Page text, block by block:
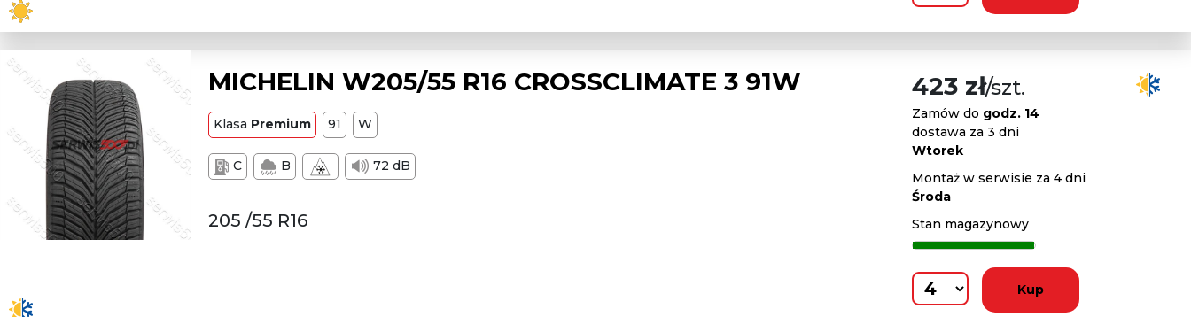
MICHELIN W205/55 R16 CROSSCLIMATE 3 91W
Klasa Premium 91 W
C B 72 dB
205 /55 R16
423 zł/szt.
Zamów do godz. 14
dostawa za 3 dni
Wtorek
Montaż w serwisie za 4 dni
Środa
Stan magazynowy
Kup